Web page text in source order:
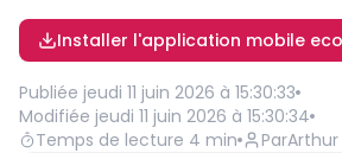
Installer l'application mobile
Publiée jeudi 11 juin 2026 à 15:30:33
Modifiée jeudi 11 juin 2026 à 15:30:34
Temps de lecture 4 min ParArthur